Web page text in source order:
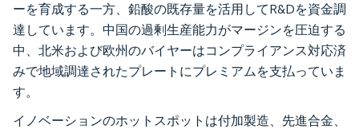
ーを育成する一方、鉛酸の既存量を活用してR&Dを資金調
達しています。中国の過剰生産能力がマージンを圧迫する
中、北米および欧州のバイヤーはコンプライアンス対応済
みで地域調達されたプレートにプレミアムを支払っていま
す。
イノベーションのホットスポットは付加製造、先進合金、